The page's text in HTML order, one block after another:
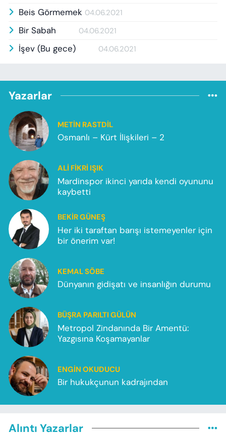
Beis Görmemek 04.06.2021
Bir Sabah 04.06.2021
İşev (Bu gece) 04.06.2021
Yazarlar
METIN RASTDIL
Osmanlı – Kürt İlişkileri – 2
ALI FIKRI IŞIK
Mardinspor ikinci yarıda kendi oyununu
kaybetti
BEKIR GÜNEŞ
Her iki taraftan barışı istemeyenler için
bir önerim var!
KEMAL SÖBE
Dünyanın gidişatı ve insanlığın durumu
BÜŞRA PARILTI GÜLÜN
Metropol Zindanında Bir Amentü:
Yazgısına Koşamayanlar
ENGIN OKUDUCU
Bir hukukçunun kadrajından
Alıntı Yazarlar